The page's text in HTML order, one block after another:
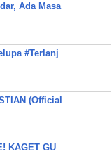
Ada Masa
#Terlanj
(Official
KAGET GU